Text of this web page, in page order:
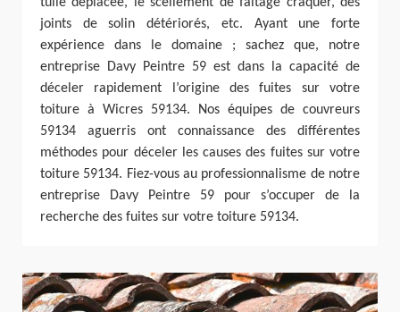
tuile déplacée, le scellement de faîtage craquer, des
joints de solin détériorés, etc. Ayant une forte
expérience dans le domaine ; sachez que, notre
entreprise Davy Peintre 59 est dans la capacité de
déceler rapidement l’origine des fuites sur votre
toiture à Wicres 59134. Nos équipes de couvreurs
59134 aguerris ont connaissance des différentes
méthodes pour déceler les causes des fuites sur votre
toiture 59134. Fiez-vous au professionnalisme de notre
entreprise Davy Peintre 59 pour s’occuper de la
recherche des fuites sur votre toiture 59134.